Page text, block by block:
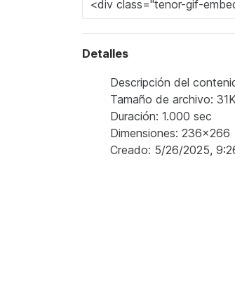
Detalles
Descripción del
Tamaño de archivo:
Duración: 1.000 sec
Dimensiones: 236x266
Creado: 5/26/2025,